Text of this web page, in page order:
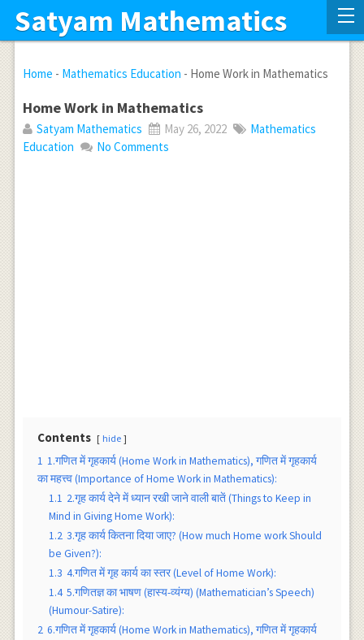
Satyam Mathematics
Home - Mathematics Education - Home Work in Mathematics
Home Work in Mathematics
Satyam Mathematics May 26, 2022
Mathematics
Education
No Comments
Contents hide
1 1.गणित में गृहकार्य (Home Work in Mathematics), गणित में गृहकार्य
का महत्त्व (Importance of Home Work in Mathematics):
1.1 2.गृह कार्य देने में ध्यान रखी जाने वाली बातें (Things to Keep in
Mind in Giving Home Work):
1.2 3.गृह कार्य कितना दिया जाए? (How much Home work Should
be Given?):
1.3 4.गणित में गृह कार्य का स्तर (Level of Home Work):
1.4 5.गणितज्ञ का भाषण (हास्य-व्यंग्य) (Mathematician’s Speech)
(Humour-Satire):
2 6.गणित में गृहकार्य (Home Work in Mathematics), गणित में गृहकार्य